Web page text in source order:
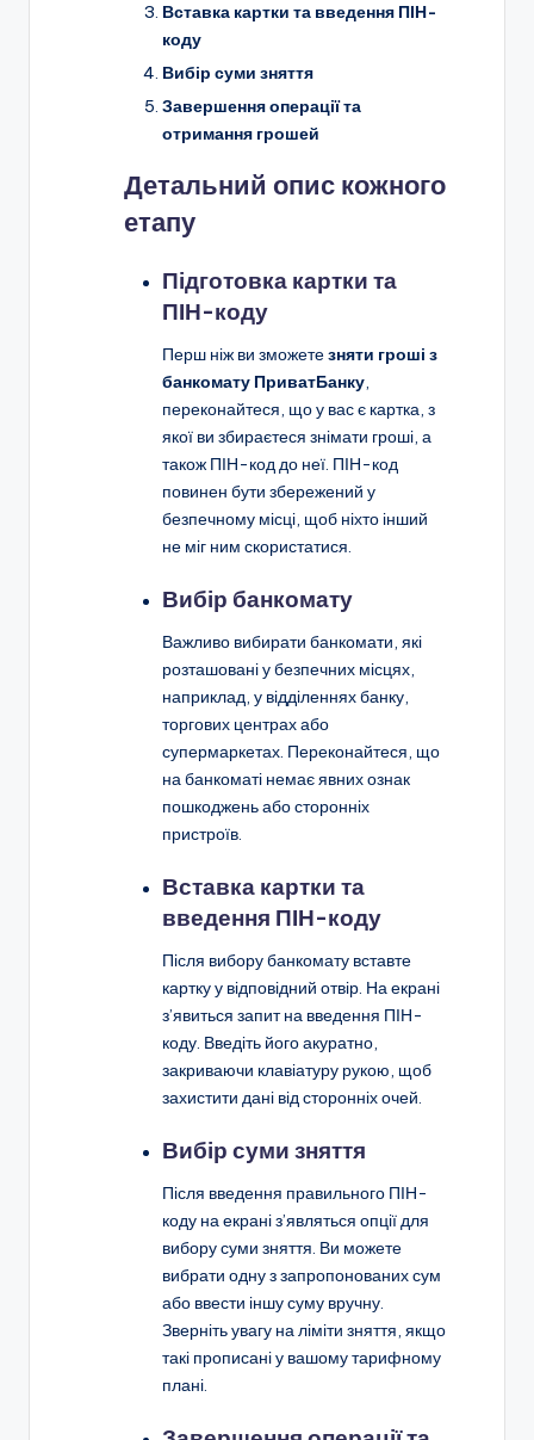
Вставка картки та введення ПІН-
коду
Вибір суми зняття
Завершення операції та
отримання грошей
Детальний опис кожного
етапу
Підготовка картки та
ПІН-коду
Перш ніж ви зможетезняти гроші з
банкомату ПриватБанку,
переконайтеся, що у вас є картка, з
якої ви збираєтеся знімати гроші, а
також ПІН-код до неї. ПІН-код
повинен бути збережений у
безпечному місці, щоб ніхто інший
не міг ним скористатися.
Вибір банкомату
Важливо вибирати банкомати, які
розташовані у безпечних місцях,
наприклад, у відділеннях банку,
торгових центрах або
супермаркетах. Переконайтеся, що
на банкоматі немає явних ознак
пошкоджень або сторонніх
пристроїв.
Вставка картки та
введення ПІН-коду
Після вибору банкомату вставте
картку у відповідний отвір. На екрані
з’явиться запит на введення ПІН-
коду. Введіть його акуратно,
закриваючи клавіатуру рукою, щоб
захистити дані від сторонніх очей.
Вибір суми зняття
Після введення правильного ПІН-
коду на екрані з’являться опції для
вибору суми зняття. Ви можете
вибрати одну з запропонованих сум
або ввести іншу суму вручну.
Зверніть увагу на ліміти зняття, якщо
такі прописані у вашому тарифному
плані.